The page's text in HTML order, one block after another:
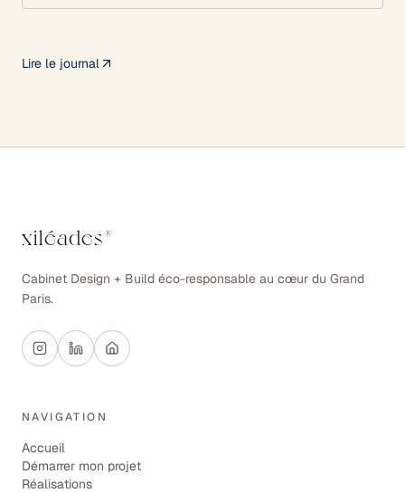
Lire le journal
xiléades ®
Cabinet Design + Build éco-responsable au cœur du Grand
Paris.
NAVIGATION
Accueil
Démarrer mon projet
Réalisations